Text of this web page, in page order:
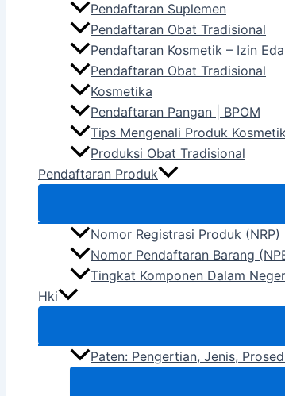
Pendaftaran Suplemen
Pendaftaran Obat Tradisional
Pendaftaran Kosmetik – Izin
Pendaftaran Obat Tradisional
Kosmetika
Pendaftaran Pangan | BPOM
Tips Mengenali Produk
Produksi Obat Tradisional
Pendaftaran Produk
Nomor Registrasi Produk (NRP)
Nomor Pendaftaran Barang
Tingkat Komponen Dalam
Hki
Paten: Pengertian, Jenis,